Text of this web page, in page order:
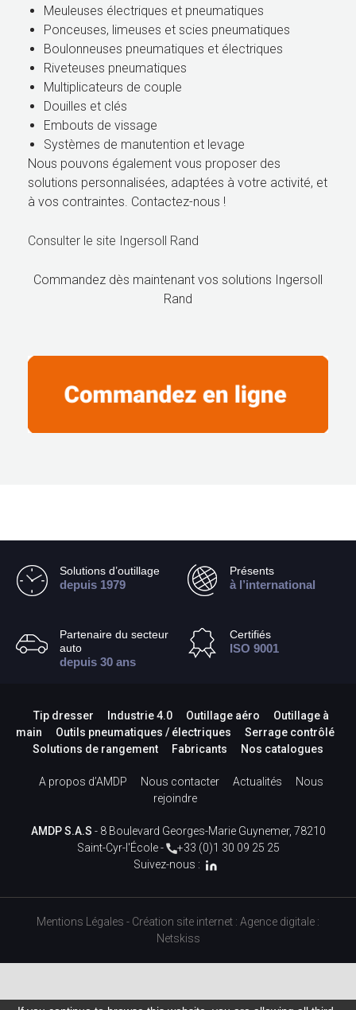
Meuleuses électriques et pneumatiques
Ponceuses, limeuses et scies pneumatiques
Boulonneuses pneumatiques et électriques
Riveteuses pneumatiques
Multiplicateurs de couple
Douilles et clés
Embouts de vissage
Systèmes de manutention et levage
Nous pouvons également vous proposer des
solutions personnalisées, adaptées à votre activité, et
à vos contraintes. Contactez-nous !
Consulter le site Ingersoll Rand
Commandez dès maintenant vos solutions Ingersoll
Rand
Solutions d’outillage
depuis 1979
Présents
à l’international
Partenaire du secteur
auto
depuis 30 ans
Certifiés
ISO 9001
Tip dresser Industrie 4.0 Outillage aéro
Outillage à
main
Outils pneumatiques / électriques
Serrage contrôlé
Solutions de rangement
Fabricants Nos catalogues
A propos d’AMDP Nous contacter Actualités
Nous
rejoindre
AMDP S.A.S - 8 Boulevard Georges-Marie Guynemer, 78210
Saint-Cyr-l'École -
+33 (0)1 30 09 25 25
Suivez-nous :
Mentions Légales - Création site internet : Agence digitale :
Netskiss